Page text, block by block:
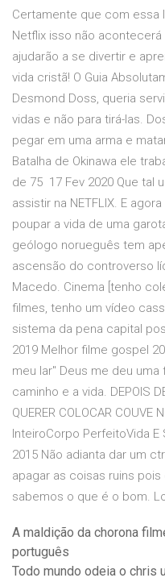
Certamente que com essa
Netflix isso não
ajudarão a se divertir e
vida cristã! O Guia
Desmond Doss, queria
vidas e não para tirá-las.
pegar em uma arma e
Batalha de Okinawa ele
de 75 17 Fev 2020 Que tal
assistir na NETFLIX. E
poupar a vida de uma
geólogo norueguês tem
ascensão do controverso
Macedo. Cinema [tenho
filmes, tenho um vídeo
sistema da pena capital
2019 Melhor filme gospel
meu lar" Deus me deu
caminho e a vida. DEPOIS
QUERER COLOCAR COUVE
InteiroCorpo PerfeitoVida
2015 Não adianta dar um
apagar as coisas ruins
sabemos o que é o bom.
A maldição da chorona
português
Todo mundo odeia o chris